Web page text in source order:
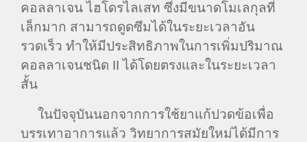
คอลลาเจน ไฮโดรไลเสท ซึ่งมีขนาดโมเลกุลที่
เล็กมาก สามารถดูดซึมได้ในระยะเวลาอัน
รวดเร็ว ทำให้มีประสิทธิภาพในการเพิ่มปริมาณ
คอลลาเจนชนิด II ได้โดยตรงและในระยะเวลา
สั้น
ในปัจจุบันนอกจากการใช้ยาแก้ปวดข้อเพื่อ
บรรเทาอาการแล้ว วิทยาการสมัยใหม่ได้มีการ